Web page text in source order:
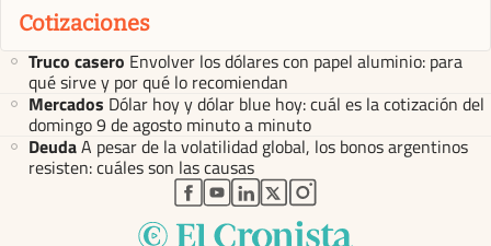
Cotizaciones
Truco casero Envolver los dólares con papel aluminio: para
qué sirve y por qué lo recomiendan
Mercados Dólar hoy y dólar blue hoy: cuál es la cotización del
domingo 9 de agosto minuto a minuto
DeudaA pesar de la volatilidad global, los bonos argentinos
resisten: cuáles son las causas
abre en nueva pestaña
abre en nueva pestaña
abre en nueva pestaña
abre en nueva pestaña
abre en nueva pestaña